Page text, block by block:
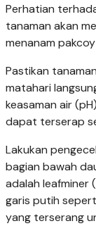
Perhatian
tanaman akan
menanam
Pastikan
matahari
keasaman air
dapat terserap
Lakukan
bagian bawah
adalah leafminer
garis putih
yang terserang